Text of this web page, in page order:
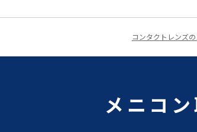
コンタクトレンズ
メニコ